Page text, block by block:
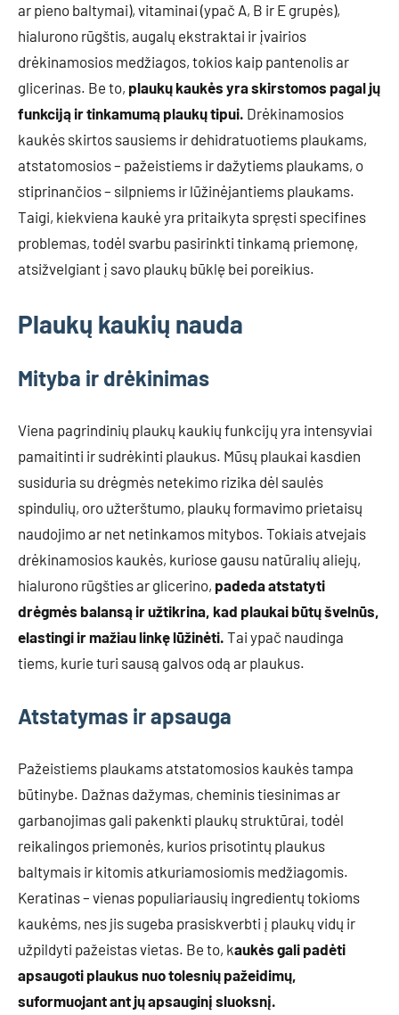
ar pieno baltymai), vitaminai (ypač A, B ir E grupės),
hialurono rūgštis, augalų ekstraktai ir įvairios
drėkinamosios medžiagos, tokios kaip pantenolis ar
glicerinas. Be to, plaukų kaukės yra skirstomos pagal jų
funkciją ir tinkamumą plaukų tipui. Drėkinamosios
kaukės skirtos sausiems ir dehidratuotiems plaukams,
atstatomosios – pažeistiems ir dažytiems plaukams, o
stiprinančios – silpniems ir lūžinėjantiems plaukams.
Taigi, kiekviena kaukė yra pritaikyta spręsti specifines
problemas, todėl svarbu pasirinkti tinkamą priemonę,
atsižvelgiant į savo plaukų būklę bei poreikius.
Plaukų kaukių nauda
Mityba ir drėkinimas
Viena pagrindinių plaukų kaukių funkcijų yra intensyviai
pamaitinti ir sudrėkinti plaukus. Mūsų plaukai kasdien
susiduria su drėgmės netekimo rizika dėl saulės
spindulių, oro užterštumo, plaukų formavimo prietaisų
naudojimo ar net netinkamos mitybos. Tokiais atvejais
drėkinamosios kaukės, kuriose gausu natūralių aliejų,
hialurono rūgšties ar glicerino, padeda atstatyti
drėgmės balansą ir užtikrina, kad plaukai būtų švelnūs,
elastingi ir mažiau linkę lūžinėti. Tai ypač naudinga
tiems, kurie turi sausą galvos odą ar plaukus.
Atstatymas ir apsauga
Pažeistiems plaukams atstatomosios kaukės tampa
būtinybe. Dažnas dažymas, cheminis tiesinimas ar
garbanojimas gali pakenkti plaukų struktūrai, todėl
reikalingos priemonės, kurios prisotintų plaukus
baltymais ir kitomis atkuriamosiomis medžiagomis.
Keratinas – vienas populiariausių ingredientų tokioms
kaukėms, nes jis sugeba prasiskverbti į plaukų vidų ir
užpildyti pažeistas vietas. Be to, kaukės gali padėti
apsaugoti plaukus nuo tolesnių pažeidimų,
suformuojant ant jų apsauginį sluoksnį.